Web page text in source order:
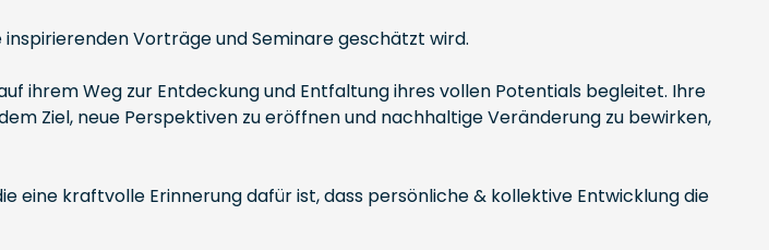
Vorträge und Seminare geschätzt wird.
ihrem Weg zur Entdeckung und Entfaltung ihres vollen Potentials begleitet. Ihre
Ziel, neue Perspektiven zu eröffnen und nachhaltige Veränderung zu bewirken,
eine kraftvolle Erinnerung dafür ist, dass persönliche & kollektive Entwicklung die